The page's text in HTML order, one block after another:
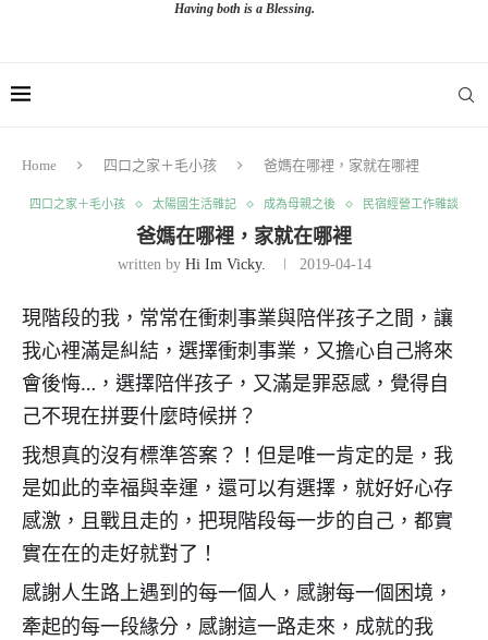
Having both is a Blessing.
Home 四口之家＋毛小孩 爸媽在哪裡，家就在哪裡
四口之家＋毛小孩 太陽國生活雜記 成為母親之後 民宿經營工作雜談
爸媽在哪裡，家就在哪裡
written by Hi Im Vicky. 2019-04-14
現階段的我，常常在衝刺事業與陪伴孩子之間，讓
我心裡滿是糾結，選擇衝刺事業，又擔心自己將來
會後悔…，選擇陪伴孩子，又滿是罪惡感，覺得自
己不現在拼要什麼時候拼？
我想真的沒有標準答案？！但是唯一肯定的是，我
是如此的幸福與幸運，還可以有選擇，就好好心存
感激，且戰且走的，把現階段每一步的自己，都實
實在在的走好就對了！
感謝人生路上遇到的每一個人，感謝每一個困境，
牽起的每一段緣分，感謝這一路走來，成就的我